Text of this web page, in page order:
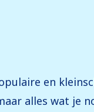
en
alles wat je